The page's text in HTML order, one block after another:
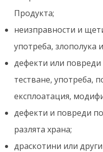
Продукта;
неизправности и
употреба, злополука
дефекти или повреди
тестване, употреба,
експлоатация,
дефекти и повреди
разлята храна;
драскотини или